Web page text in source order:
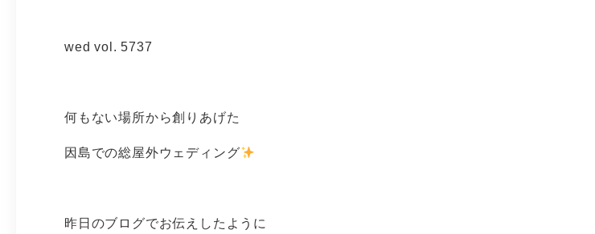
wed vol. 5737
何もない場所から創りあげた
因島での総屋外ウェディング
昨日のブログでお伝えしたように